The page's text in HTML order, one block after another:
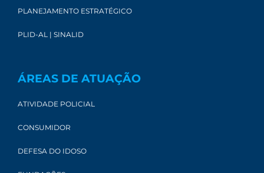
PLANEJAMENTO ESTRATÉGICO
PLID-AL | SINALID
ÁREAS DE ATUAÇÃO
ATIVIDADE POLICIAL
CONSUMIDOR
DEFESA DO IDOSO